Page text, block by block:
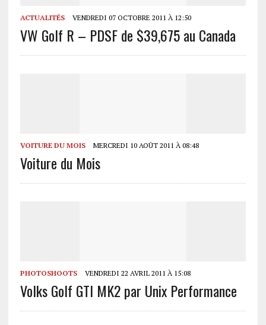
ACTUALITÉS VENDREDI 07 OCTOBRE 2011 À 12:50
VW Golf R – PDSF de $39,675 au Canada
VOITURE DU MOIS MERCREDI 10 AOÛT 2011 À 08:48
Voiture du Mois
PHOTOSHOOTS VENDREDI 22 AVRIL 2011 À 15:08
Volks Golf GTI MK2 par Unix Performance